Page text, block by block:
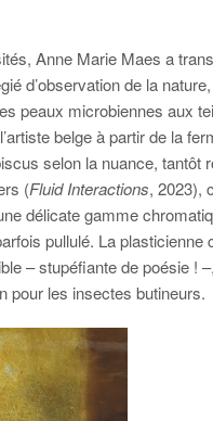
Anne Marie Maes a
d’observation de la
peaux microbiennes aux
belge à partir de la
selon la nuance, tantôt
(Fluid Interactions, 2023),
délicate gamme
pullulé. La plasticienne
– stupéfiante de poésie !
pour les insectes butineurs.